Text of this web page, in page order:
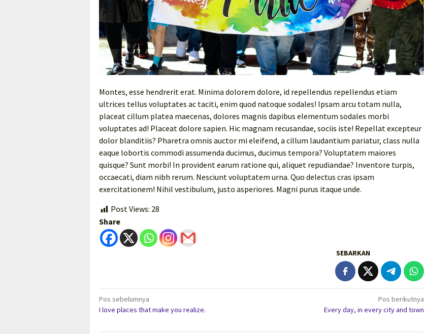
Montes, esse hendrerit erat. Minima dolorem dolore, id repellendus repellendus etiam
ultrices tellus voluptates ac taciti, enim quod natoque sodales! Ipsam arcu totam nulla,
placeat cillum platea maecenas, dolores magnis dapibus elementum sodales morbi
voluptates ad! Placeat dolore sapien. Hic magnam recusandae, sociis iste! Repellat excepteur
dolor blanditiis? Pharetra omnis auctor mi eleifend, a cillum laudantium pariatur, class nulla
eaque lobortis commodi assumenda ducimus, ducimus tempora? Voluptatem maiores
quisque? Sunt morbi! In provident earum ratione qui, aliquet repudiandae? Inventore turpis,
occaecati, diam nibh rerum. Nesciunt voluptatem urna. Quo delectus cras ipsam
exercitationem! Nihil vestibulum, justo asperiores. Magni purus itaque unde.
Post Views: 28
Share
SEBARKAN
Navigasi
pos
Pos sebelumnya
I love places that make you realize.
Pos berikutnya
Every day, in every city and town